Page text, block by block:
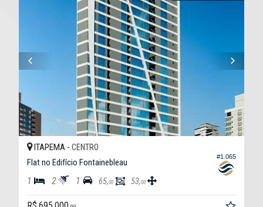
#1.065
ITAPEMA - CENTRO
Flat no Edifício Fontainebleau
1 2 1 65,00 53,00